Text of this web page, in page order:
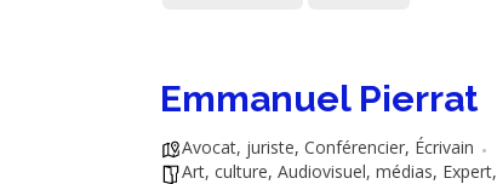
Emmanuel Pierrat
Avocat, juriste, Conférencier, Écrivain
Art, culture, Audiovisuel, médias, Expert,